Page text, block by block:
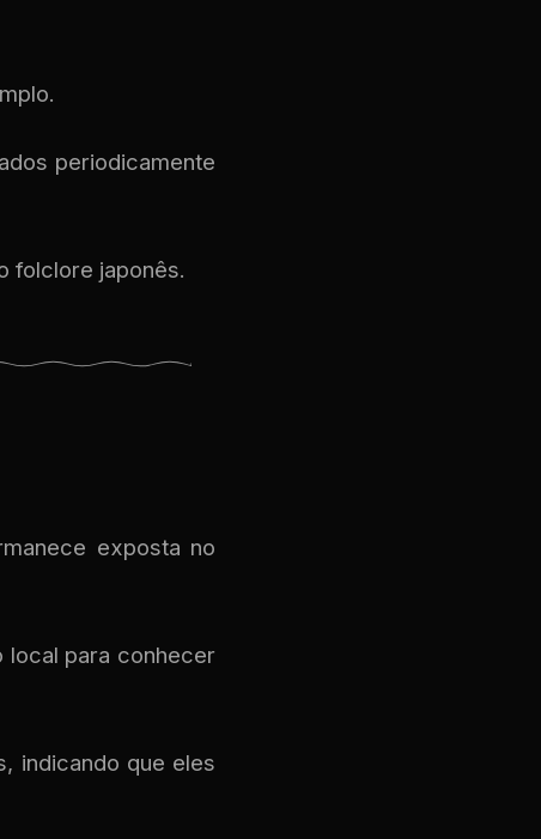
periodicamente
folclore japonês.
exposta no
local para conhecer
indicando que eles